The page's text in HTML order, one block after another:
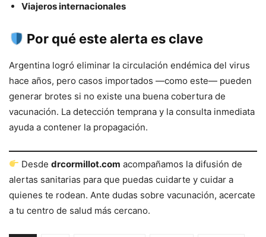
Viajeros internacionales
Por qué este alerta es clave
Argentina logró eliminar la circulación endémica del virus
hace años, pero casos importados —como este— pueden
generar brotes si no existe una buena cobertura de
vacunación. La detección temprana y la consulta inmediata
ayuda a contener la propagación.
Desdedrcormillot.com acompañamos la difusión de
alertas sanitarias para que puedas cuidarte y cuidar a
quienes te rodean. Ante dudas sobre vacunación, acercate
a tu centro de salud más cercano.